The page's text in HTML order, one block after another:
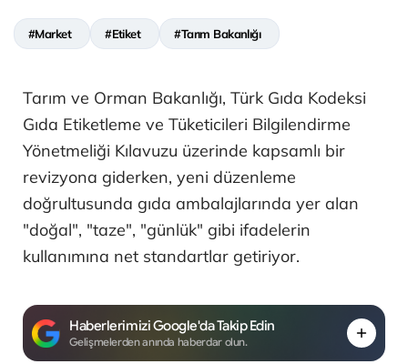
#Market #Etiket #Tarım Bakanlığı
Tarım ve Orman Bakanlığı, Türk Gıda Kodeksi
Gıda Etiketleme ve Tüketicileri Bilgilendirme
Yönetmeliği Kılavuzu üzerinde kapsamlı bir
revizyona giderken, yeni düzenleme
doğrultusunda gıda ambalajlarında yer alan
"doğal", "taze", "günlük" gibi ifadelerin
kullanımına net standartlar getiriyor.
Haberlerimizi Google'da Takip Edin
Gelişmelerden anında haberdar olun.